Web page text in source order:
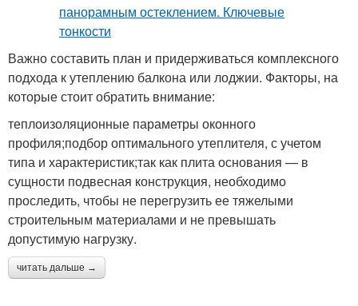
Важно составить план и придерживаться комплексного
подхода к утеплению балкона или лоджии. Факторы, на
которые стоит обратить внимание:
теплоизоляционные параметры оконного
профиля;подбор оптимального утеплителя, с учетом
типа и характеристик;так как плита основания — в
сущности подвесная конструкция, необходимо
проследить, чтобы не перегрузить ее тяжелыми
строительным материалами и не превышать
допустимую нагрузку.
читать дальше →